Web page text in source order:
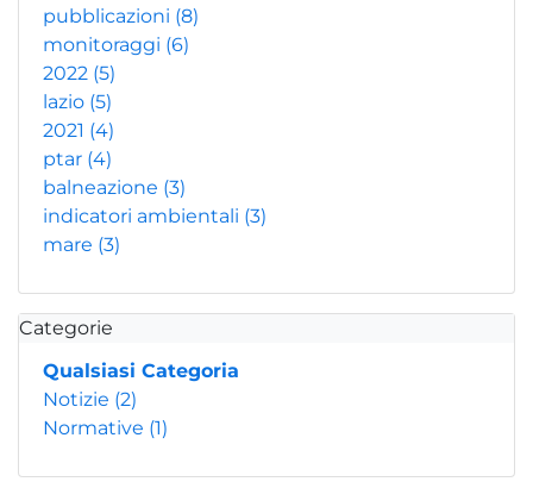
pubblicazioni (8)
monitoraggi (6)
2022 (5)
lazio (5)
2021 (4)
ptar (4)
balneazione (3)
indicatori ambientali (3)
mare (3)
Categorie
Qualsiasi Categoria
Notizie (2)
Normative (1)